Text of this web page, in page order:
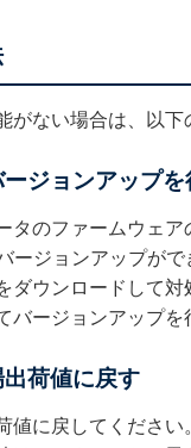
がない場合は、以下
ジョンアップを
タのファームウェ
ージョンアップが
ダウンロードして
ージョンアップを
荷値に戻す
値に戻してくださ